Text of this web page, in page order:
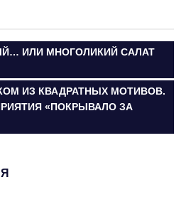
для весёлой
ИЛИ МНОГОЛИКИЙ САЛАТ
ИЗ КВАДРАТНЫХ МОТИВОВ.
«ПОКРЫВАЛО ЗА